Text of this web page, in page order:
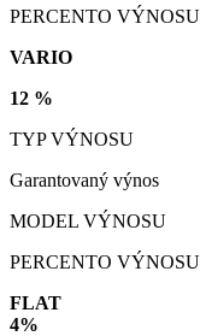
PERCENTO VÝNOSU
VARIO
12 %
TYP VÝNOSU
Garantovaný výnos
MODEL VÝNOSU
PERCENTO VÝNOSU
FLAT
4%